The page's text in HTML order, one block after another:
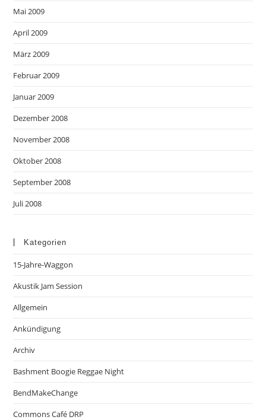
Mai 2009
April 2009
März 2009
Februar 2009
Januar 2009
Dezember 2008
November 2008
Oktober 2008
September 2008
Juli 2008
Kategorien
15-Jahre-Waggon
Akustik Jam Session
Allgemein
Ankündigung
Archiv
Bashment Boogie Reggae Night
BendMakeChange
Commons Café DRP